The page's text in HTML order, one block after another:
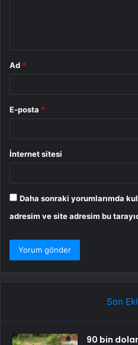
Ad *
E-posta *
İnternet sitesi
Daha sonraki yorumlarımda
adresim ve site adresim bu
Son
90 bin